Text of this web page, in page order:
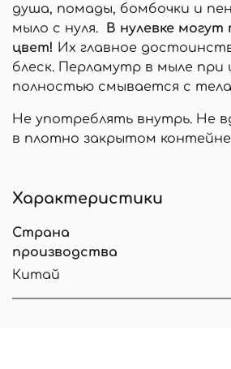
душа, помады, бомбочки и
мыло с нуля. В нулевке
цвет! Их главное
блеск. Перламутр в мыле при
полностью смывается с
Не употреблять внутрь. Не
в плотно закрытом
Характеристики
Страна
производства
Китай